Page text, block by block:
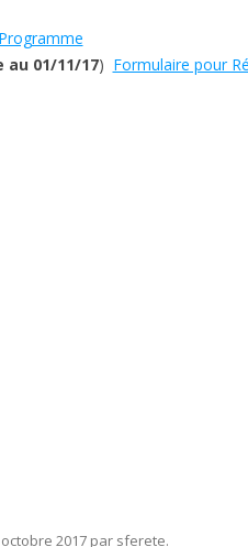
01/11/17) Formulaire pour
octobre 2017 par sferete.